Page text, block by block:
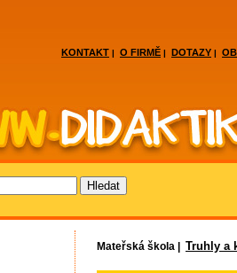
KONTAKT | O FIRMĚ | DOTAZY |
Mateřská škola | Truhly a